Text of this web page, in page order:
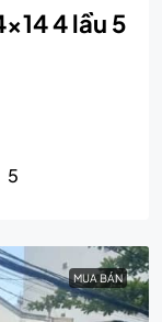
4 lầu 5
5
MUA BÁN